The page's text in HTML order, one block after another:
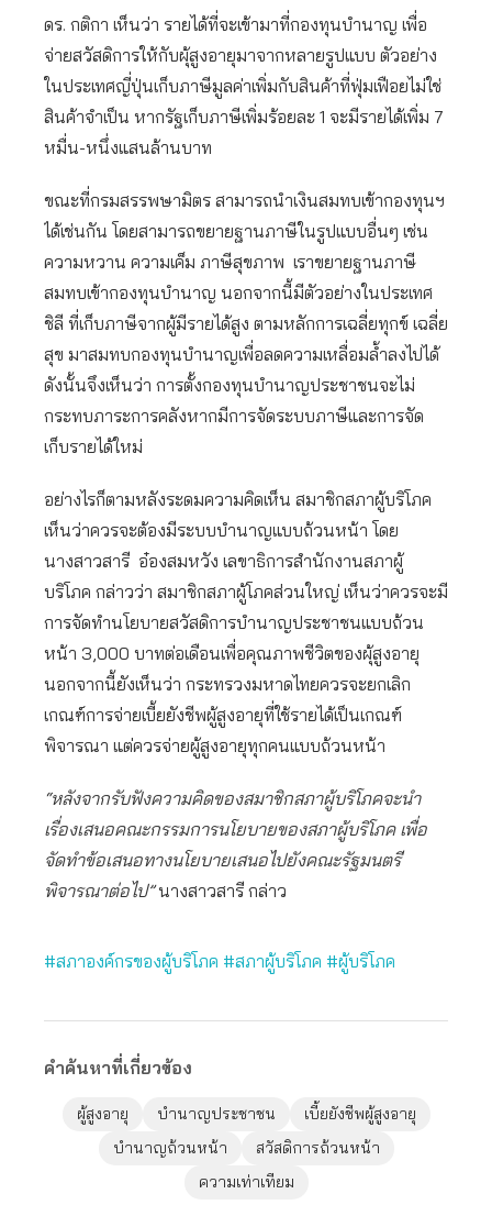
ดร. กติกา เห็นว่า รายได้ที่จะเข้ามาที่กองทุนบำนาญ เพื่อ
จ่ายสวัสดิการให้กับผุ้สูงอายุมาจากหลายรูปแบบ ตัวอย่าง
ในประเทศญี่ปุ่นเก็บภาษีมูลค่าเพิ่มกับสินค้าที่ฟุ่มเฟือยไม่ใช่
สินค้าจำเป็น หากรัฐเก็บภาษีเพิ่มร้อยละ 1 จะมีรายได้เพิ่ม 7
หมื่น-หนึ่งแสนล้านบาท
ขณะที่กรมสรรพษามิตร สามารถนำเงินสมทบเข้ากองทุนฯ
ได้เช่นกัน โดยสามารถขยายฐานภาษีในรูปแบบอื่นๆ เช่น
ความหวาน ความเค็ม ภาษีสุขภาพ เราขยายฐานภาษี
สมทบเข้ากองทุนบำนาญ นอกจากนี้มีตัวอย่างในประเทศ
ชิลี ที่เก็บภาษีจากผู้มีรายได้สูง ตามหลักการเฉลี่ยทุกข์ เฉลี่ย
สุข มาสมทบกองทุนบำนาญเพื่อลดความเหลื่อมล้ำลงไปได้
ดังนั้นจึงเห็นว่า การตั้งกองทุนบำนาญประชาชนจะไม่
กระทบภาระการคลังหากมีการจัดระบบภาษีและการจัด
เก็บรายได้ใหม่
อย่างไรก็ตามหลังระดมความคิดเห็น สมาชิกสภาผู้บริโภค
เห็นว่าควรจะต้องมีระบบบำนาญแบบถ้วนหน้า โดย
นางสาวสารี อ๋องสมหวัง เลขาธิการสำนักงานสภาผู้
บริโภค กล่าวว่า สมาชิกสภาผู้โภคส่วนใหญ่ เห็นว่าควรจะมี
การจัดทำนโยบายสวัสดิการบำนาญประชาชนแบบถ้วน
หน้า 3,000 บาทต่อเดือนเพื่อคุณภาพชีวิตของผุ้สูงอายุ
นอกจากนี้ยังเห็นว่า กระทรวงมหาดไทยควรจะยกเลิก
เกณฑ์การจ่ายเบี้ยยังชีพผู้สูงอายุที่ใช้รายได้เป็นเกณฑ์
พิจารณา แต่ควรจ่ายผู้สูงอายุทุกคนแบบถ้วนหน้า
“หลังจากรับฟังความคิดของสมาชิกสภาผู้บริโภคจะนำ
เรื่องเสนอคณะกรรมการนโยบายของสภาผู้บริโภค เพื่อ
จัดทำข้อเสนอทางนโยบายเสนอไปยังคณะรัฐมนตรี
พิจารณาต่อไป”นางสาวสารี กล่าว
#สภาองค์กรของผู้บริโภค #สภาผู้บริโภค #ผู้บริโภค
คำค้นหาที่เกี่ยวข้อง
ผู้สูงอายุ บำนาญประชาชน
เบี้ยยังชีพผู้สูงอายุ
บำนาญถ้วนหน้า
สวัสดิการถ้วนหน้า
ความเท่าเทียม